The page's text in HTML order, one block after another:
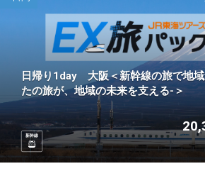
日帰り1day 大阪＜新幹線の旅で地
たの旅が、地域の未来を支える-＞
新幹線